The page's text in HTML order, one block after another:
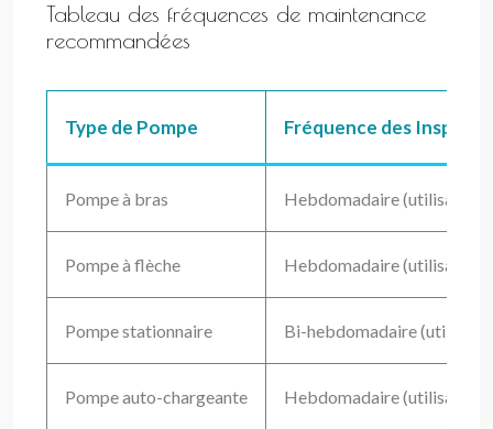
Tableau des fréquences de maintenance
recommandées
Type de Pompe Fréquence des
Pompe à bras Hebdomadaire (utilisation
Pompe à flèche Hebdomadaire (utilisation
Pompe stationnaire Bi-hebdomadaire
Pompe auto-chargeante Hebdomadaire (utilisation